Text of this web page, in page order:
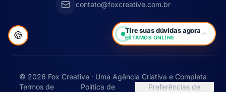
contato@foxcreative.com.br
© 2026 Fox Creative · Uma Agência Criativa e Completa
Termos de
Política de Preferências de
Tire suas dúvidas agora
ESTAMOS ONLINE
🍪